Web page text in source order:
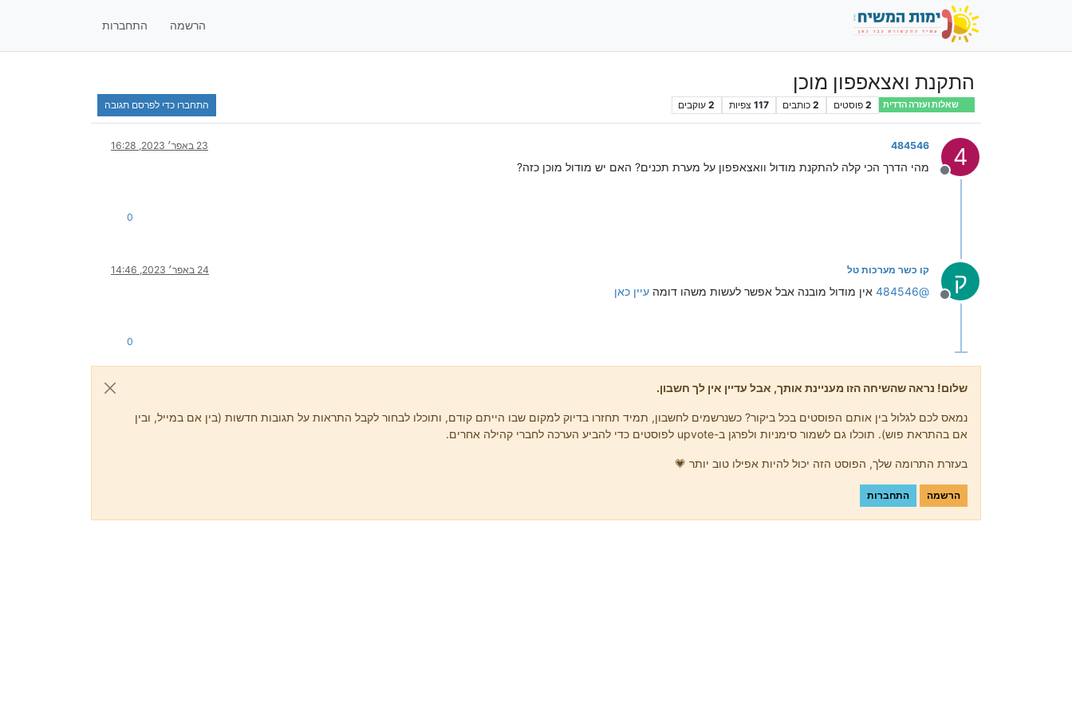
הרשמה התחברות
התקנת ואצאפפון מוכן
שאלות ועזרה הדדית 2 פוסטים 2 כותבים 117 צפיות 2 עוקבים התחברו כדי לפרסם תגובה
4
מנותק
484546 23 באפר׳ 2023, 16:28
מהי הדרך הכי קלה להתקנת מודול וואצאפפון על מערת תכנים? האם יש מודול מוכן כזה?
0
ק
מנותק
קו כשר מערכות טל 24 באפר׳ 2023, 14:46
@
484546 אין מודול מובנה אבל אפשר לעשות משהו דומה עיין כאן
0
שלום! נראה שהשיחה הזו מעניינת אותך, אבל עדיין אין לך חשבון.
נמאס לכם לגלול בין אותם הפוסטים בכל ביקור? כשנרשמים לחשבון, תמיד תחזרו בדיוק למקום שבו הייתם קודם, ותוכלו לבחור לקבל התראות על תגובות חדשות (בין אם במייל, ובין
אם בהתראת פוש). תוכלו גם לשמור סימניות ולפרגן ב-upvote לפוסטים כדי להביע הערכה לחברי קהילה אחרים.
בעזרת התרומה שלך, הפוסט הזה יכול להיות אפילו טוב יותר 💗
הרשמה התחברות